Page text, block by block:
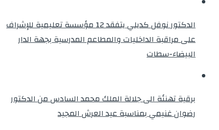
الدكتور نوفل كديلي يتفقد 12 مؤسسة تعليمية للإشراف
على مراقبة الداخليات والمطاعم المدرسية بجهة الدار
البيضاء-سطات
برقية تهنئة الى جلالة الملك محمد السادس من الدكتور
رضوان غنيمي بمناسبة عيد العرش المجيد